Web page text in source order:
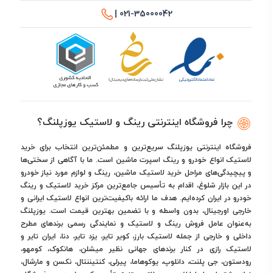
021-35000042 |
چرا فروشگاه اینترنتی رینگ و لاستیک یوزپلنگ؟
فروشگاه اینترنتی یوزپلنگ سریع‌ترین و مطمئن‌ترین انتخاب برای خرید
لاستیک انواع خودرو و رینگ اسپرت ماشین است. ما با آگاهی از سختی‌ها
و پیچیدگی‌های مراحل خرید لاستیک ماشین، رینگ و لوازم مورد نیاز خودرو
در این بازار شلوغ، اقدام به تأسیس جامع‌ترین مرکز خرید لاستیک و رینگ
خودرو در ایران کرده‌ایم. هدف ما ارائه باکیفیت‌ترین انواع لاستیک ایرانی و
خارجی اورجینال، بدون واسطه و با تضمین بهترین قیمت است. یوزپلنگ
به‌عنوان عامل فروش رینگ و لاستیک و نمایندگی رسمی برندهای مطرح
داخلی و خارجی از جمله لاستیک بارز، کویر تایر، یزد تایر، دنا، ایران تایر و
لاستیک رازی در کنار برندهای جهانی نظیر میشلن، هانکوک، کومهو،
رودستون، جی پلنت، دانلوپ، یوکوهاما، پیرلی، کنتیننتال، نکسن و مارشال،